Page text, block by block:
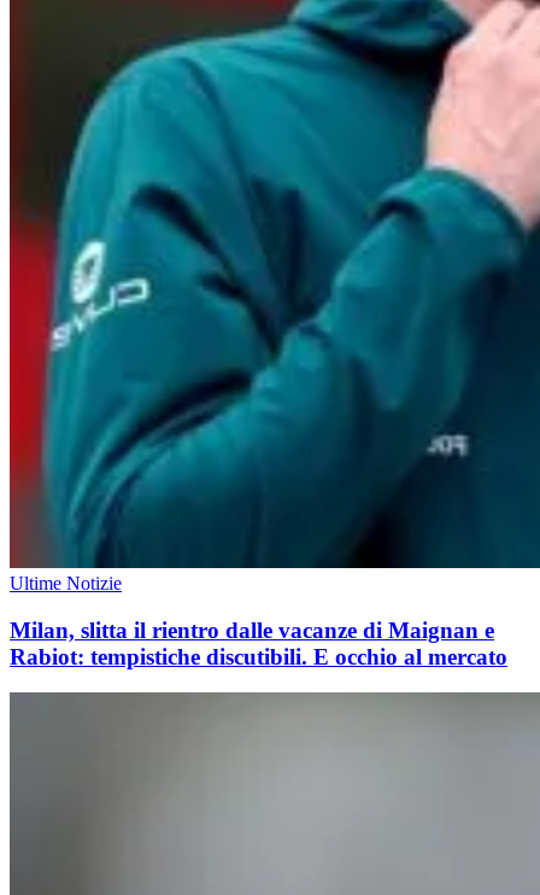
Ultime Notizie
Milan, slitta il rientro dalle vacanze di Maignan e
Rabiot: tempistiche discutibili. E occhio al mercato